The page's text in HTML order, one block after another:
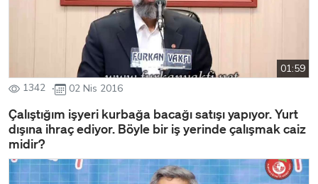
01:59
1342
02 Nis 2016
Çalıştığım işyeri kurbağa bacağı satışı yapıyor. Yurt
dışına ihraç ediyor. Böyle bir iş yerinde çalışmak caiz
midir?